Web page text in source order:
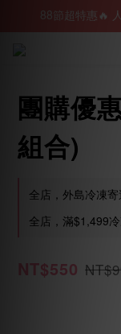
團購優
組合)
全店，外島冷凍
全店，滿$1,499
NT$550
88節超特惠🔥